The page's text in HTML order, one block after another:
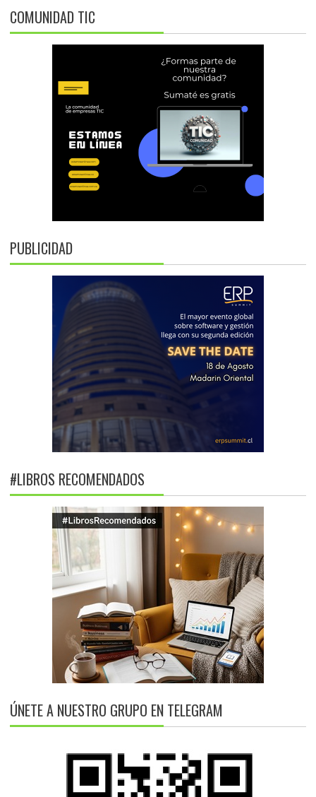
COMUNIDAD TIC
PUBLICIDAD
#LIBROS RECOMENDADOS
ÚNETE A NUESTRO GRUPO EN TELEGRAM